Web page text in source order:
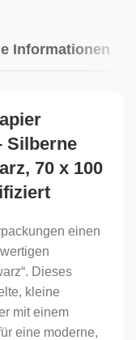
Informationen
Silberne
70 x 100
einen
Dieses
kleine
mit einem
eine moderne,